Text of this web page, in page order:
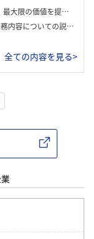
るためのビジネスを考えた
ワークを行った。全グループがプレゼンを行い、フィードバックもいただいた。
全ての内容を見る>